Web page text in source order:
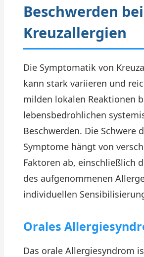
Beschwerden bei
Kreuzallergien
Die Symptomatik von
kann stark variieren und
milden lokalen Reaktionen
lebensbedrohlichen
Beschwerden. Die Schwere
Symptome hängt von
Faktoren ab, einschließlich
des aufgenommenen
individuellen
Orales
Das orale Allergiesyndrom